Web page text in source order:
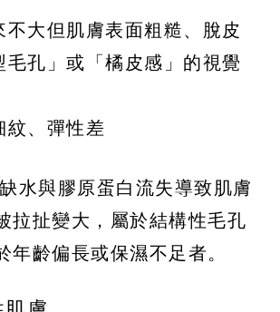
不大但肌膚表面粗糙、脫皮
毛孔」或「橘皮感」的視覺
紋、彈性差
水與膠原蛋白流失導致肌膚
拉扯變大，屬於結構性毛孔
年齡偏長或保濕不足者。